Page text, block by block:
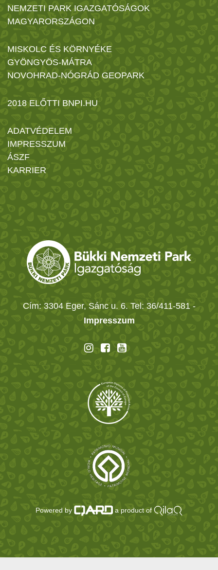
NEMZETI PARK IGAZGATÓSÁGOK
MAGYARORSZÁGON
MISKOLC ÉS KÖRNYÉKE
GYÖNGYÖS-MÁTRA
NOVOHRAD-NÓGRÁD GEOPARK
2018 ELŐTTI BNPI.HU
ADATVÉDELEM
IMPRESSZUM
ÁSZF
KARRIER
Cím: 3304 Eger, Sánc u. 6. Tel: 36/411-581 -
Impresszum
Powered by a product of